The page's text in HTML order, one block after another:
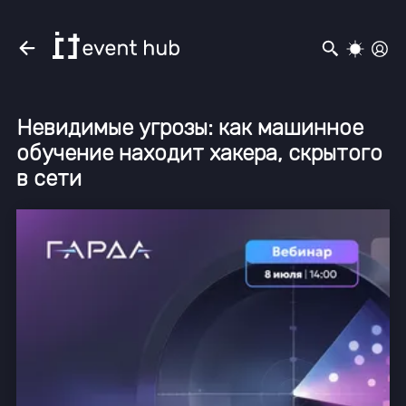
Невидимые угрозы: как машинное
обучение находит хакера, скрытого
в сети